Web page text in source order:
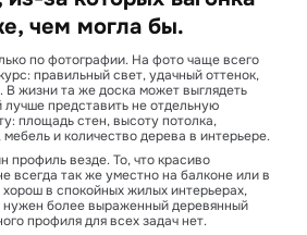
чем могла бы.
по фотографии. На фото чаще всего
правильный свет, удачный оттенок,
В жизни та же доска может выглядеть
представить не отдельную
площадь стен, высоту потолка,
и количество дерева в интерьере.
профиль везде. То, что красиво
всегда так же уместно на балконе или в
в спокойных жилых интерьерах,
нужен более выраженный деревянный
профиля для всех задач нет.